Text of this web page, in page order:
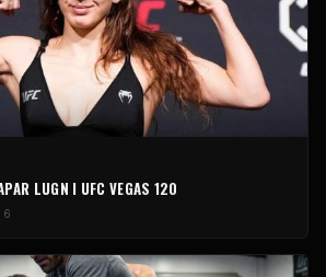
LUGN I UFC VEGAS 120
6